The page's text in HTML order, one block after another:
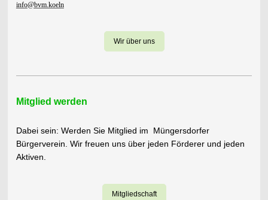
info@bvm.koeln
Wir über uns
Mitglied werden
Dabei sein: Werden Sie Mitglied im Müngersdorfer
Bürgerverein. Wir freuen uns über jeden Förderer und jeden
Aktiven.
Mitgliedschaft